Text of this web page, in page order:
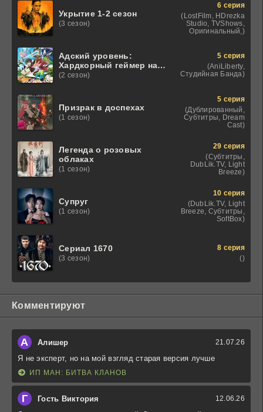
Укрытие 1-2 сезон
(3 сезон)
6 серия
(LostFilm, HDrezka
Studio, TVShows,
Оригинальный,)
Адский уровень:
Хардкорный геймер на
самой высокой
(2 сезон)
5 серия
(AniLiberty,
Студийная Банда)
Призрак в доспехах
(1 сезон)
5 серия
(Дублированный,
Субтитры, Dream
Cast)
Легенда о розовых
облаках
(1 сезон)
29 серия
(Субтитры,
DubLik.TV, Light
Breeze)
Супруг
(1 сезон)
10 серия
(DubLik.TV, Light
Breeze, Субтитры,
SoftBox)
Сериал 1670
(3 сезон)
8 серия
()
Комментируют
А Алишер 21.07.26
Я не эксперт, но на мой взгляд старая версия лучше
ИП МАН: БИТВА КЛАНОВ
Г Гость Виктория 12.06.26